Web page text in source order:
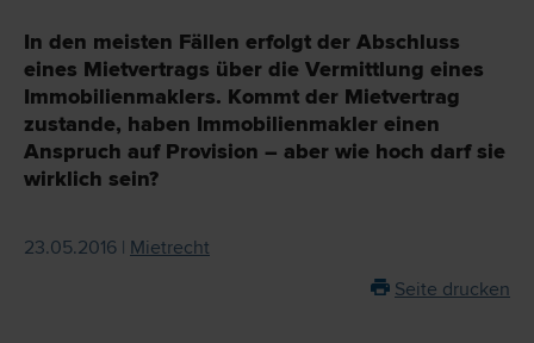
In den meisten Fällen erfolgt der Abschluss
eines Mietvertrags über die Vermittlung eines
Immobilienmaklers. Kommt der Mietvertrag
zustande, haben Immobilienmakler einen
Anspruch auf Provision – aber wie hoch darf sie
wirklich sein?
23.05.2016 | Mietrecht
Seite drucken